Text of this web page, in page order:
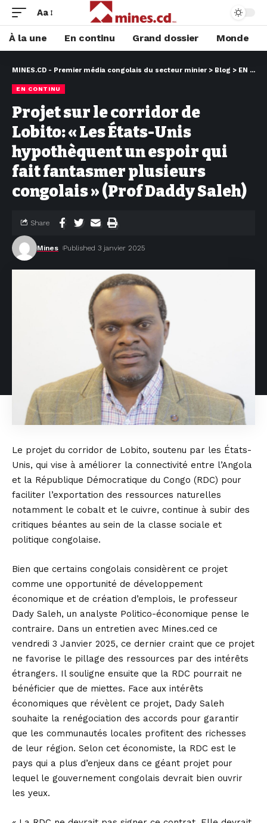
Aa
À la une En continu Grand dossier Monde
MINES.CD - Premier média congolais du secteur minier > Blog > EN CONTINU
EN CONTINU
Projet sur le corridor de
Lobito: « Les États-Unis
hypothèquent un espoir qui
fait fantasmer plusieurs
congolais » (Prof Daddy Saleh)
Mines Published 3 janvier 2025
Share
Le projet du corridor de Lobito, soutenu par les États-
Unis, qui vise à améliorer la connectivité entre l’Angola
et la République Démocratique du Congo (RDC) pour
faciliter l’exportation des ressources naturelles
notamment le cobalt et le cuivre, continue à subir des
critiques béantes au sein de la classe sociale et
politique congolaise.
Bien que certains congolais considèrent ce projet
comme une opportunité de développement
économique et de création d’emplois, le professeur
Dady Saleh, un analyste Politico-économique pense le
contraire. Dans un entretien avec Mines.ced ce
vendredi 3 Janvier 2025, ce dernier craint que ce projet
ne favorise le pillage des ressources par des intérêts
étrangers. Il souligne ensuite que la RDC pourrait ne
bénéficier que de miettes. Face aux intérêts
économiques que révèlent ce projet, Dady Saleh
souhaite la renégociation des accords pour garantir
que les communautés locales profitent des richesses
de leur région. Selon cet économiste, la RDC est le
pays qui a plus d’enjeux dans ce géant projet pour
lequel le gouvernement congolais devrait bien ouvrir
les yeux.